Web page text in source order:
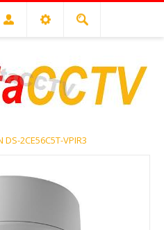
DS-2CE56C5T-VPIR3